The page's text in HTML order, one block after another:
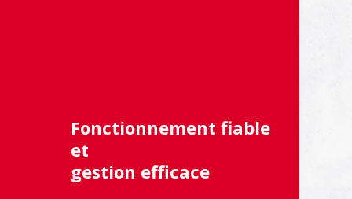
Fonctionnement fiable
et
gestion efficace